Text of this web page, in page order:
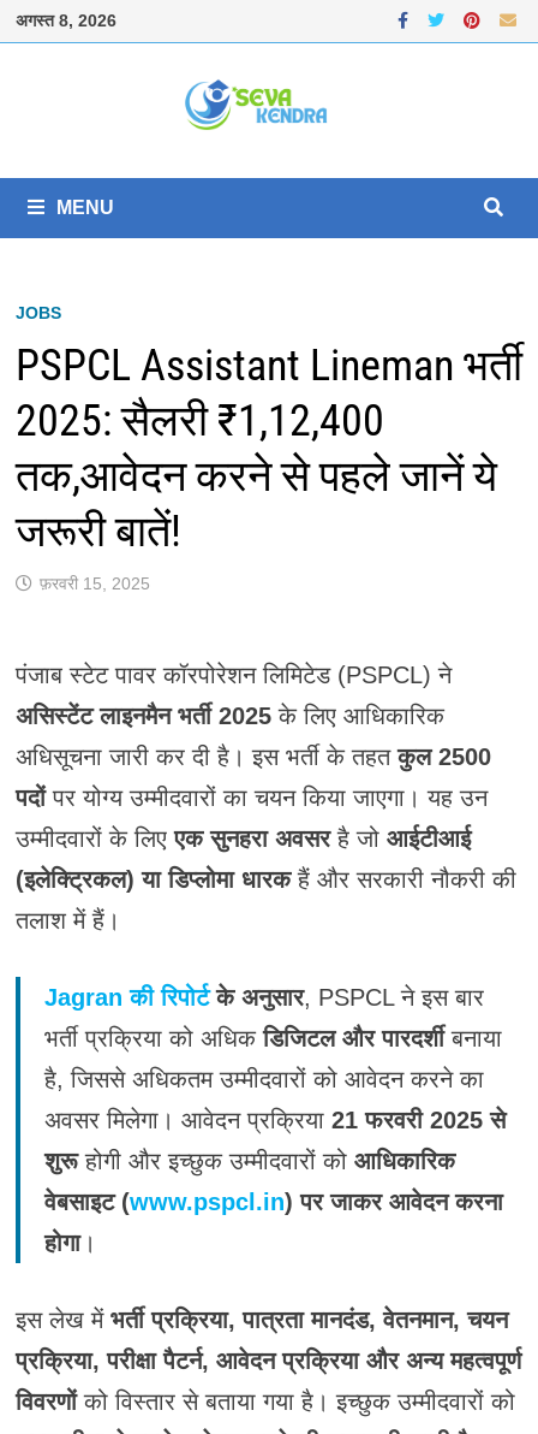
Skip
अगस्त 8, 2026
MENU
JOBS
PSPCL Assistant Lineman भर्ती
2025: सैलरी ₹1,12,400
तक,आवेदन करने से पहले जानें ये
जरूरी बातें!
फ़रवरी 15, 2025
पंजाब स्टेट पावर कॉरपोरेशन लिमिटेड (PSPCL) ने
असिस्टेंट लाइनमैन भर्ती 2025के लिए आधिकारिक
अधिसूचना जारी कर दी है। इस भर्ती के तहतकुल 2500
पदोंपर योग्य उम्मीदवारों का चयन किया जाएगा। यह उन
उम्मीदवारों के लिएएक सुनहरा अवसरहै जो आईटीआई
(इलेक्ट्रिकल) या डिप्लोमा धारकहैं और सरकारी नौकरी की
तलाश में हैं।
Jagran की रिपोर्टके अनुसार, PSPCL ने इस बार
भर्ती प्रक्रिया को अधिकडिजिटल और पारदर्शीबनाया
है, जिससे अधिकतम उम्मीदवारों को आवेदन करने का
अवसर मिलेगा। आवेदन प्रक्रिया 21 फरवरी 2025 से
शुरूहोगी और इच्छुक उम्मीदवारों को आधिकारिक
वेबसाइट (www.pspcl.in) पर जाकर आवेदन करना
होगा।
इस लेख में भर्ती प्रक्रिया, पात्रता मानदंड, वेतनमान, चयन
प्रक्रिया, परीक्षा पैटर्न, आवेदन प्रक्रिया और अन्य महत्वपूर्ण
विवरणोंको विस्तार से बताया गया है। इच्छुक उम्मीदवारों को